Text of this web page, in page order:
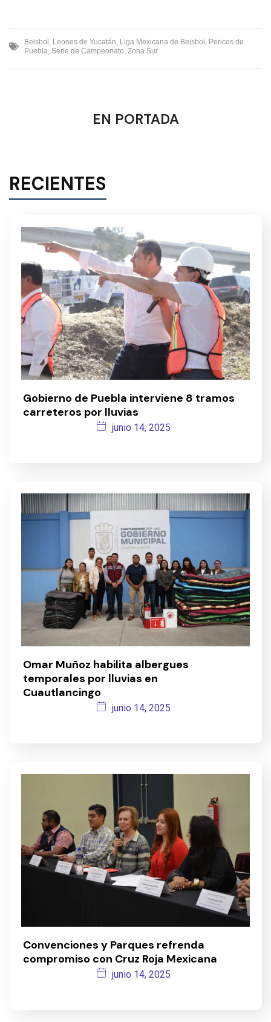
Beisbol Leones de Yucatán Liga Mexicana de Beisbol Pericos de
Puebla Serie de Campeonato Zona Sur
EN PORTADA
RECIENTES
Gobierno de Puebla interviene 8 tramos
carreteros por lluvias
junio 14, 2025
Omar Muñoz habilita albergues
temporales por lluvias en
Cuautlancingo
junio 14, 2025
Convenciones y Parques refrenda
compromiso con Cruz Roja Mexicana
junio 14, 2025